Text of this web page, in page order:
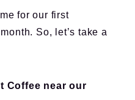
for our first
So, let’s take a
Coffee near our